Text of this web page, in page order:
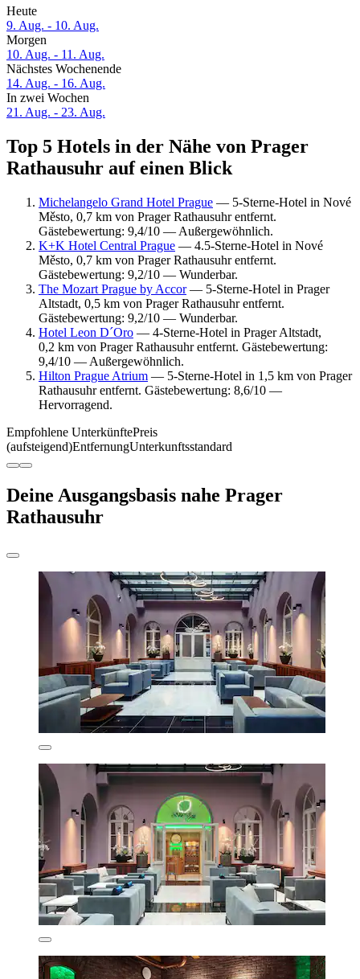
Heute
9. Aug. - 10. Aug.
Morgen
10. Aug. - 11. Aug.
Nächstes Wochenende
14. Aug. - 16. Aug.
In zwei Wochen
21. Aug. - 23. Aug.
Top 5 Hotels in der Nähe von Prager
Rathausuhr auf einen Blick
Michelangelo Grand Hotel Prague — 5-Sterne-Hotel in Nové
Město, 0,7 km von Prager Rathausuhr entfernt.
Gästebewertung: 9,4/10 — Außergewöhnlich.
K+K Hotel Central Prague — 4.5-Sterne-Hotel in Nové
Město, 0,7 km von Prager Rathausuhr entfernt.
Gästebewertung: 9,2/10 — Wunderbar.
The Mozart Prague by Accor— 5-Sterne-Hotel in Prager
Altstadt, 0,5 km von Prager Rathausuhr entfernt.
Gästebewertung: 9,2/10 — Wunderbar.
Hotel Leon D´Oro — 4-Sterne-Hotel in Prager Altstadt,
0,2 km von Prager Rathausuhr entfernt. Gästebewertung:
9,4/10 — Außergewöhnlich.
Hilton Prague Atrium — 5-Sterne-Hotel in 1,5 km von Prager
Rathausuhr entfernt. Gästebewertung: 8,6/10 —
Hervorragend.
Empfohlene UnterkünftePreis
(aufsteigend)EntfernungUnterkunftsstandard
Deine Ausgangsbasis nahe Prager
Rathausuhr